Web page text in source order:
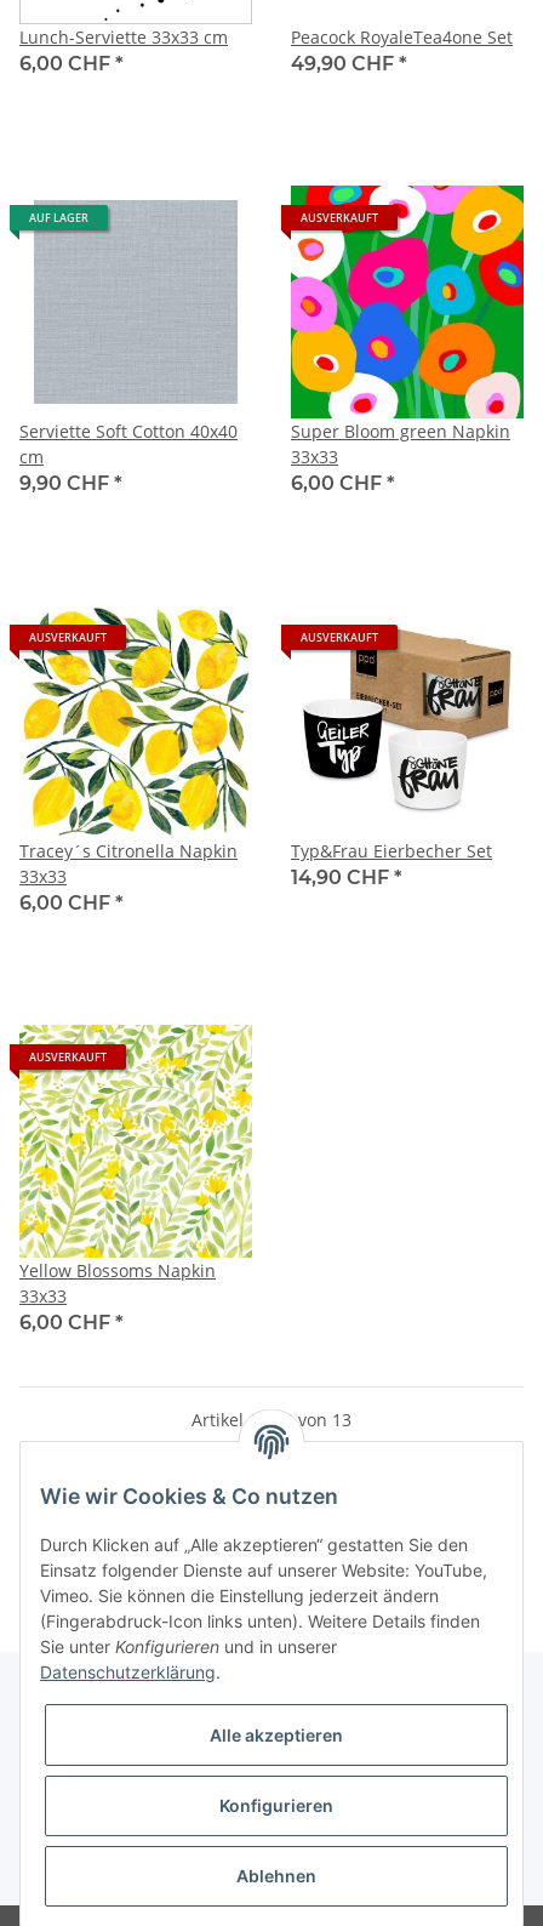
Lunch-Serviette 33x33 cm
6,00 CHF *
Peacock RoyaleTea4one Set
49,90 CHF *
AUF LAGER
Serviette Soft Cotton 40x40
cm
9,90 CHF *
AUSVERKAUFT
Super Bloom green Napkin
33x33
6,00 CHF *
AUSVERKAUFT
Tracey´s Citronella Napkin
33x33
6,00 CHF *
AUSVERKAUFT
Typ&Frau Eierbecher Set
14,90 CHF *
AUSVERKAUFT
Yellow Blossoms Napkin
33x33
6,00 CHF *
Artikel 1 - 13 von 13
Kategorien
Gesetzliche Informationen
* Alle Preise inkl. gesetzlicher USt., zzgl.Versand
Wie wir Cookies & Co nutzen
Durch Klicken auf „Alle akzeptieren“ gestatten Sie den
Einsatz folgender Dienste auf unserer Website: YouTube,
Vimeo. Sie können die Einstellung jederzeit ändern
(Fingerabdruck-Icon links unten). Weitere Details finden
Sie unter Konfigurieren und in unserer
Datenschutzerklärung.
Alle akzeptieren
Konfigurieren
Ablehnen